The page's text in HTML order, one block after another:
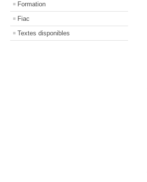
Formation
Fiac
Textes disponibles